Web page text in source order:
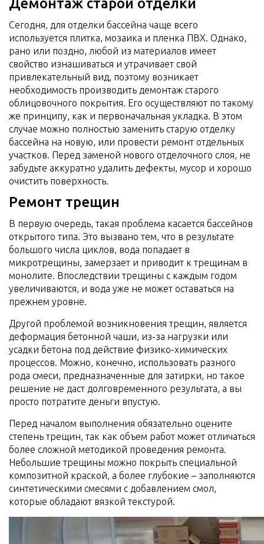
Демонтаж старой отделки
Сегодня, для отделки бассейна чаще всего
используется плитка, мозаика и пленка ПВХ. Однако,
рано или поздно, любой из материалов имеет
свойство изнашиваться и утрачивает свой
привлекательный вид, поэтому возникает
необходимость производить демонтаж старого
облицовочного покрытия. Его осуществляют по такому
же принципу, как и первоначальная укладка. В этом
случае можно полностью заменить старую отделку
бассейна на новую, или провести ремонт отдельных
участков. Перед заменой нового отделочного слоя, не
забудьте аккуратно удалить дефекты, мусор и хорошо
очистить поверхность.
Ремонт трещин
В первую очередь, такая проблема касается бассейнов
открытого типа. Это вызвано тем, что в результате
большого числа циклов, вода попадает в
микротрещины, замерзает и приводит к трещинам в
монолите. Впоследствии трещины с каждым годом
увеличиваются, и вода уже не может оставаться на
прежнем уровне.
Другой проблемой возникновения трещин, является
деформация бетонной чаши, из-за нагрузки или
усадки бетона под действие физико-химических
процессов. Можно, конечно, использовать разного
рода смеси, предназначенные для затирки, но такое
решение не даст долговременного результата, а вы
просто потратите деньги впустую.
Перед началом выполнения обязательно оцените
степень трещин, так как объем работ может отличаться
более сложной методикой проведения ремонта.
Небольшие трещины можно покрыть специальной
композитной краской, а более глубокие – заполняются
синтетическими смесями с добавлением смол,
которые обладают вязкой текстурой.